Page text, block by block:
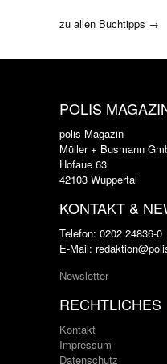
zu allen Buchtipps →
POLIS
polis Magazin
Müller + Busmann
Hofaue 63
42103 Wuppertal
KONTAKT &
Telefon: 0202 24836-0
E-Mail:
Newsletter
RECHTLICHES
Kontakt
Impressum
Datenschutz